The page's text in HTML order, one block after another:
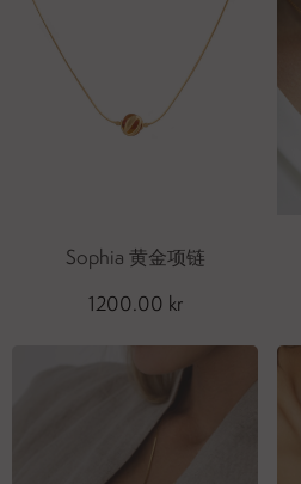
Sophia 黄金项链
1200.00 kr